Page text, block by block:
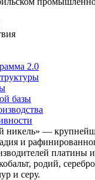
2.0
базы
никель» —
и
платины
родий,
и серу.